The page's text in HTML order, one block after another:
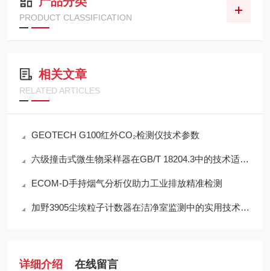
PRODUCT CLASSIFICATION
相关文章
RELATED ARTICLES
GEOTECH G100红外CO₂检测仪技术参数
六级撞击式微生物采样器在GB/T 18204.3中的技术适配性分析
ECOM-D手持烟气分析仪助力工业排放精准检测
加野3905尘埃粒子计数器在洁净室监测中的实用技术解析
详细介绍 在线留言